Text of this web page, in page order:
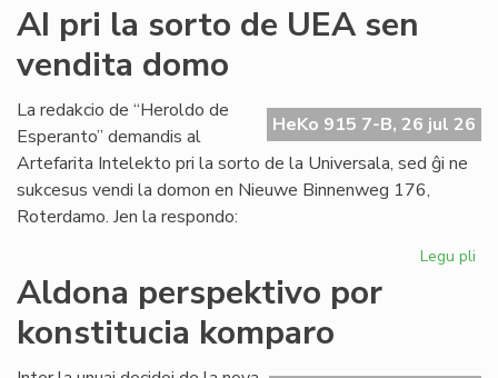
AI pri la sorto de UEA sen
vendita domo
HeKo 915 7-B, 26 jul 26
La redakcio de “Heroldo de
Esperanto” demandis al
Artefarita Intelekto pri la sorto de la Universala, sed ĝi ne
sukcesus vendi la domon en Nieuwe Binnenweg 176,
Roterdamo. Jen la respondo:
Legu pli
de
Aldona perspektivo por
konstitucia komparo